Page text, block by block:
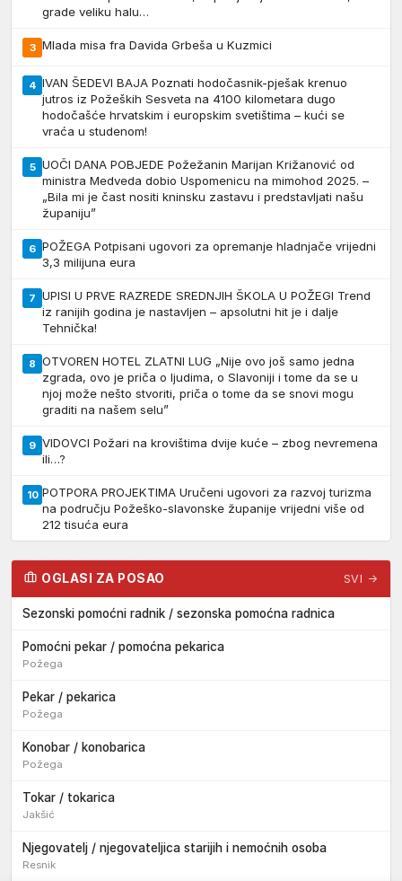
grade veliku halu…
3 Mlada misa fra Davida Grbeša u Kuzmici
4 IVAN ŠEDEVI BAJA Poznati hodočasnik-pješak krenuo
jutros iz Požeških Sesveta na 4100 kilometara dugo
hodočašće hrvatskim i europskim svetištima – kući se
vraća u studenom!
5 UOČI DANA POBJEDE Požežanin Marijan Križanović od
ministra Medveda dobio Uspomenicu na mimohod 2025. –
„Bila mi je čast nositi kninsku zastavu i predstavljati našu
županiju”
6 POŽEGA Potpisani ugovori za opremanje hladnjače vrijedni
3,3 milijuna eura
7 UPISI U PRVE RAZREDE SREDNJIH ŠKOLA U POŽEGI Trend
iz ranijih godina je nastavljen – apsolutni hit je i dalje
Tehnička!
8 OTVOREN HOTEL ZLATNI LUG „Nije ovo još samo jedna
zgrada, ovo je priča o ljudima, o Slavoniji i tome da se u
njoj može nešto stvoriti, priča o tome da se snovi mogu
graditi na našem selu”
9 VIDOVCI Požari na krovištima dvije kuće – zbog nevremena
ili…?
10 POTPORA PROJEKTIMA Uručeni ugovori za razvoj turizma
na području Požeško-slavonske županije vrijedni više od
212 tisuća eura
OGLASI ZA POSAO SVI →
Sezonski pomoćni radnik / sezonska pomoćna radnica
Pomoćni pekar / pomoćna pekarica
Požega
Pekar / pekarica
Požega
Konobar / konobarica
Požega
Tokar / tokarica
Jakšić
Njegovatelj / njegovateljica starijih i nemoćnih osoba
Resnik